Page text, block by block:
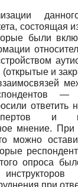
состоящая
были
(открытые и
—
ответить
и
мнение. При
можно
респондент
опроса
при